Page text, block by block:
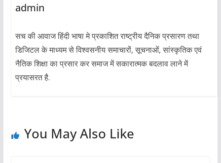
admin
सच की आवाज हिंदी भाषा मे प्रकाशित राष्ट्रीय दैनिक प्रसारण तथा
डिजिटल के माध्यम से विश्वसनीय समाचारों, सूचनाओं, सांस्कृतिक एवं
नैतिक शिक्षा का प्रसार कर समाज में सकारात्मक बदलाव लाने में
प्रयासरत है.
You May Also Like